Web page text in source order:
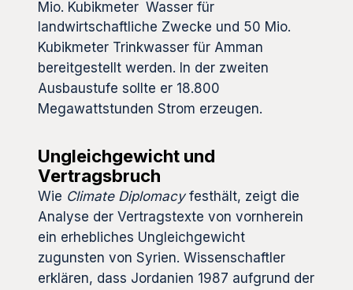
Mio. Kubikmeter Wasser für
landwirtschaftliche Zwecke und 50 Mio.
Kubikmeter Trinkwasser für Amman
bereitgestellt werden. In der zweiten
Ausbaustufe sollte er 18.800
Megawattstunden Strom erzeugen.
Ungleichgewicht und
Vertragsbruch
Wie Climate Diplomacy festhält, zeigt die
Analyse der Vertragstexte von vornherein
ein erhebliches Ungleichgewicht
zugunsten von Syrien. Wissenschaftler
erklären, dass Jordanien 1987 aufgrund der